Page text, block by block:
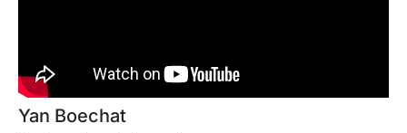
Yan Boechat